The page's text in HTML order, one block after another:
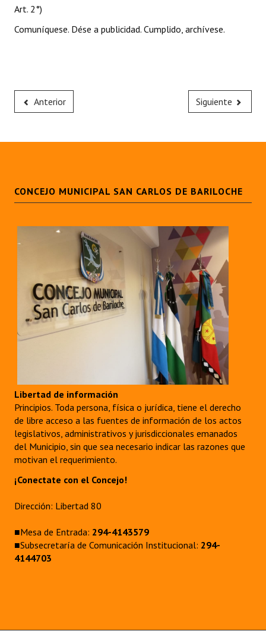
Art. 2°)
Comuníquese. Dése a publicidad. Cumplido, archívese.
Anterior Siguiente
CONCEJO MUNICIPAL SAN CARLOS DE BARILOCHE
Libertad de información
Principios. Toda persona, física o jurídica, tiene el derecho
de libre acceso a las fuentes de información de los actos
legislativos, administrativos y jurisdiccionales emanados
del Municipio, sin que sea necesario indicar las razones que
motivan el requerimiento.
¡Conectate con el Concejo!
Dirección: Libertad 80
■Mesa de Entrada: 294-4143579
■Subsecretaría de Comunicación Institucional: 294-
4144703